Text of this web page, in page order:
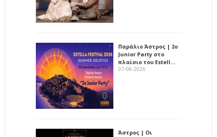
Παράλιο Άστρος | 2ο
Junior Party στο
πλαίσιο του Estell…
07-08-2026
Άστρος | Οι